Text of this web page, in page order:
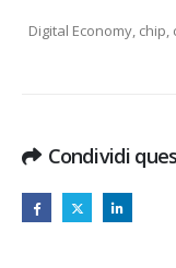
Digital Economy,
Condividi